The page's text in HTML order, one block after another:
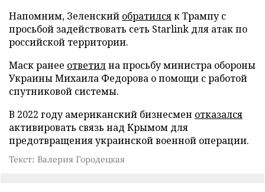
Напомним, Зеленский обратилсяк Трампу с
просьбой задействовать сеть Starlink для атак по
российской территории.
Маск ранее ответилна просьбу министра обороны
Украины Михаила Федорова о помощи с работой
спутниковой системы.
В 2022 году американский бизнесмен отказался
активировать связь над Крымом для
предотвращения украинской военной операции.
Текст: Валерия Городецкая